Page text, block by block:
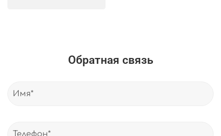
Обратная связь